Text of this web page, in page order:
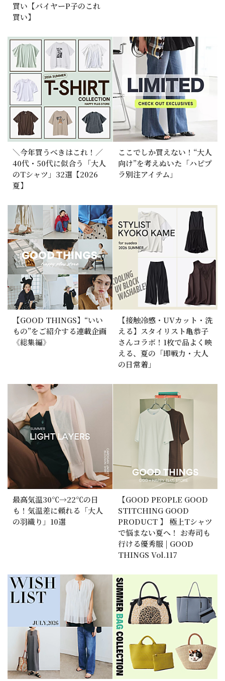
買い【バイヤーP子のこれ
買い】
＼今年買うべきはこれ！／
40代・50代に似合う「大人
のTシャツ」32選【2026
夏】
ここでしか買えない！“大人
向け”を考えぬいた「ハピプ
ラ別注アイテム」
【GOOD THINGS】“いい
もの”をご紹介する連載企画
《総集編》
【接触冷感・UVカット・洗
える】スタイリスト亀恭子
さんコラボ！1枚で品よく映
える、夏の「即戦力・大人
の日常着」
最高気温30℃→22℃の日
も！気温差に頼れる「大人
の羽織り」10選
【GOOD PEOPLE GOOD
STITCHING GOOD
PRODUCT 】 極上Tシャツ
で悩まない夏へ！ お寿司も
行ける優秀服 | GOOD
THINGS Vol.117